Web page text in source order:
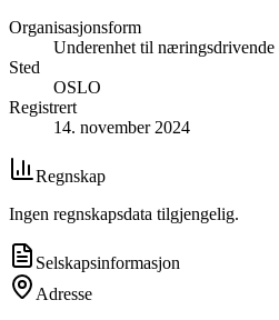
Organisasjonsform
Underenhet til
Sted
OSLO
Registrert
14. november 2024
Regnskap
Ingen regnskapsdata tilgjengelig.
Selskapsinformasjon
Adresse